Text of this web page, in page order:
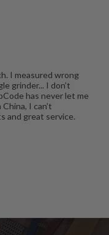
I measured wrong
grinder... I don’t
has never let me
I can’t
and great service.